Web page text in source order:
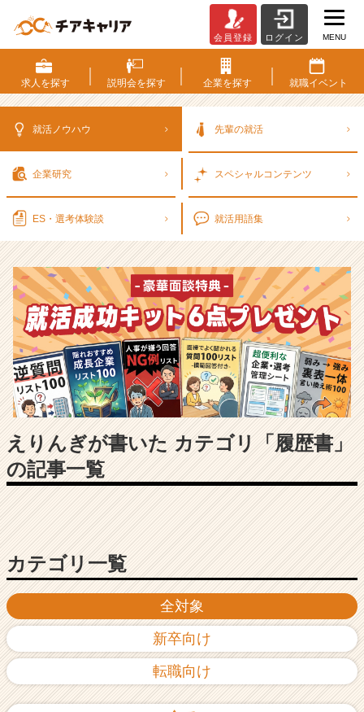
考
対
策・
ウ
ベ
ン
チ
ャ
ー・
成
長
企
業
か
ら
ス
ウ
活
イ
チ
会員登録 ログイン MENU
求人を探す 説明会を探す 企業を探す 就職イベント
就活ノウハウ 先輩の就活
企業研究 スペシャルコンテンツ
ES・選考体験談 就活用語集
えりんぎが書いた カテゴリ「履歴書」
の記事一覧
全対象
新卒向け
転職向け
カテゴリ一覧